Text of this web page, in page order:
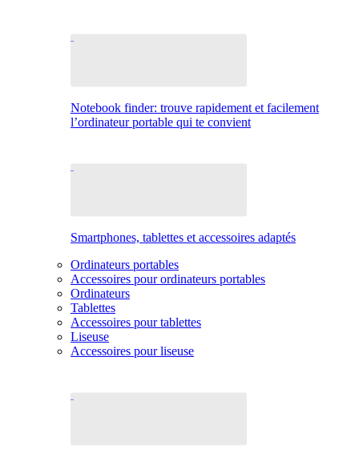
Notebook finder: trouve rapidement et facilement
l’ordinateur portable qui te convient
Smartphones, tablettes et accessoires adaptés
Ordinateurs portables
Accessoires pour ordinateurs portables
Ordinateurs
Tablettes
Accessoires pour tablettes
Liseuse
Accessoires pour liseuse